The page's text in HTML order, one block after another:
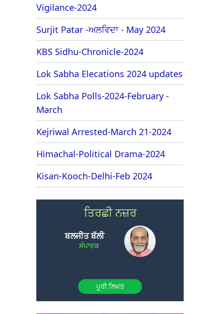
Vigilance-2024
Surjit Patar -ਅਲਵਿਦਾ - May 2024
KBS Sidhu-Chronicle-2024
Lok Sabha Elecations 2024 updates
Lok Sabha Polls-2024-February -
March
Kejriwal Arrested-March 21-2024
Himachal-Political Drama-2024
Kisan-Kooch-Delhi-Feb 2024
ਤਿਰਛੀ ਨਜ਼ਰ
ਬਲਜੀਤ ਬੱਲੀ
ਸੰਪਾਦਕ
ਪੂਰੀ ਲਿਖਤ